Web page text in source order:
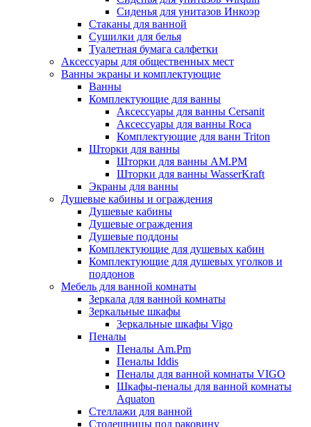
Сиденья для унитазов Инкоэр
Стаканы для ванной
Сушилки для белья
Туалетная бумага салфетки
Аксессуары для общественных мест
Ванны экраны и комплектующие
Ванны
Комплектующие для ванны
Аксессуары для ванны Cersanit
Аксессуары для ванны Roca
Комплектующие для ванн Triton
Шторки для ванны
Шторки для ванны AM.PM
Шторки для ванны WasserKraft
Экраны для ванны
Душевые кабины и ограждения
Душевые кабины
Душевые ограждения
Душевые поддоны
Комплектующие для душевых кабин
Комплектующие для душевых уголков и
поддонов
Мебель для ванной комнаты
Зеркала для ванной комнаты
Зеркальные шкафы
Зеркальные шкафы Vigo
Пеналы
Пеналы Am.Pm
Пеналы Iddis
Пеналы для ванной комнаты VIGO
Шкафы-пеналы для ванной комнаты
Aquaton
Стеллажи для ванной
Столешницы под раковину